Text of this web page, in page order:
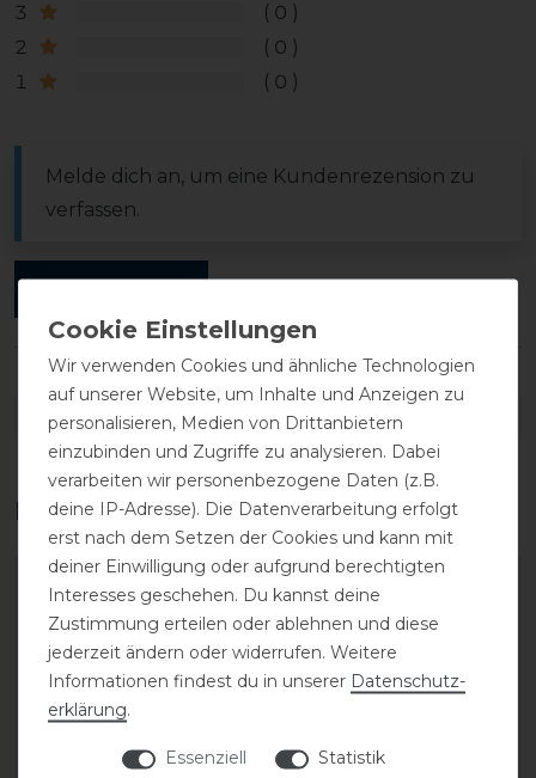
3
0
2
0
1
0
Melde dich an, um eine Kundenrezension zu
verfassen.
DETAILS ZUR PRODUKTSICHERHEIT
Das perfekte Zubehör für dich
Wir verwenden Cookies und ähnliche Technologien
auf unserer Website, um Inhalte und Anzeigen zu
personalisieren, Medien von Drittanbietern
einzubinden und Zugriffe zu analysieren. Dabei
verarbeiten wir personenbezogene Daten (z.B.
deine IP-Adresse). Die Datenverarbeitung erfolgt
erst nach dem Setzen der Cookies und kann mit
deiner Einwilligung oder aufgrund berechtigten
Interesses geschehen. Du kannst deine
Zustimmung erteilen oder ablehnen und diese
jederzeit ändern oder widerrufen. Weitere
Informationen findest du in unserer Daten­schutz­
erklärung.
Essenziell
Statistik